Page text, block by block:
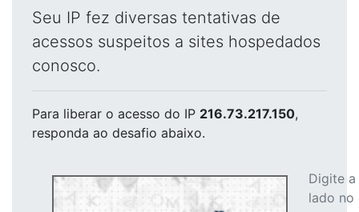
Seu IP fez diversas tentativas de
acessos suspeitos a sites hospedados
conosco.
Para liberar o acesso do IP 216.73.217.150,
responda ao desafio abaixo.
Digite
lado no